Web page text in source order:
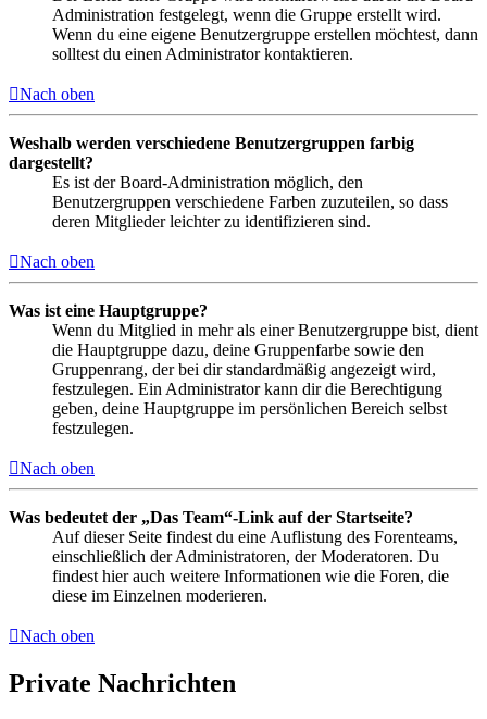
Administration festgelegt, wenn die Gruppe erstellt wird.
Wenn du eine eigene Benutzergruppe erstellen möchtest, dann
solltest du einen Administrator kontaktieren.
Nach oben
Weshalb werden verschiedene Benutzergruppen farbig
dargestellt?
Es ist der Board-Administration möglich, den
Benutzergruppen verschiedene Farben zuzuteilen, so dass
deren Mitglieder leichter zu identifizieren sind.
Nach oben
Was ist eine Hauptgruppe?
Wenn du Mitglied in mehr als einer Benutzergruppe bist, dient
die Hauptgruppe dazu, deine Gruppenfarbe sowie den
Gruppenrang, der bei dir standardmäßig angezeigt wird,
festzulegen. Ein Administrator kann dir die Berechtigung
geben, deine Hauptgruppe im persönlichen Bereich selbst
festzulegen.
Nach oben
Was bedeutet der „Das Team“-Link auf der Startseite?
Auf dieser Seite findest du eine Auflistung des Forenteams,
einschließlich der Administratoren, der Moderatoren. Du
findest hier auch weitere Informationen wie die Foren, die
diese im Einzelnen moderieren.
Nach oben
Private Nachrichten